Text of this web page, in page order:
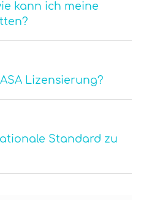
kann ich meine
Lizensierung?
Standard zu